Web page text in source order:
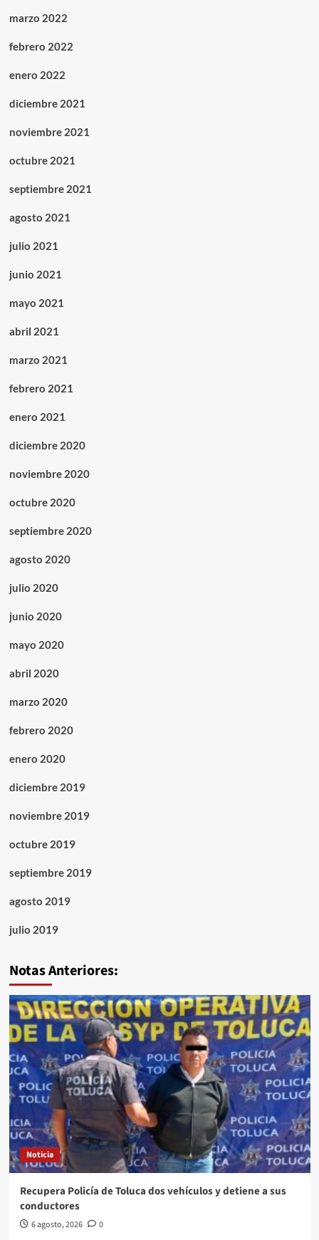
marzo 2022
febrero 2022
enero 2022
diciembre 2021
noviembre 2021
octubre 2021
septiembre 2021
agosto 2021
julio 2021
junio 2021
mayo 2021
abril 2021
marzo 2021
febrero 2021
enero 2021
diciembre 2020
noviembre 2020
octubre 2020
septiembre 2020
agosto 2020
julio 2020
junio 2020
mayo 2020
abril 2020
marzo 2020
febrero 2020
enero 2020
diciembre 2019
noviembre 2019
octubre 2019
septiembre 2019
agosto 2019
julio 2019
Notas Anteriores:
Noticia
Recupera Policía de Toluca dos vehículos y detiene a sus
conductores
6 agosto, 2026 0